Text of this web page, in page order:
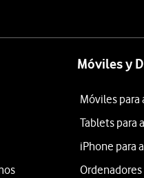
Móviles y
Móviles
Tablets para
iPhone para